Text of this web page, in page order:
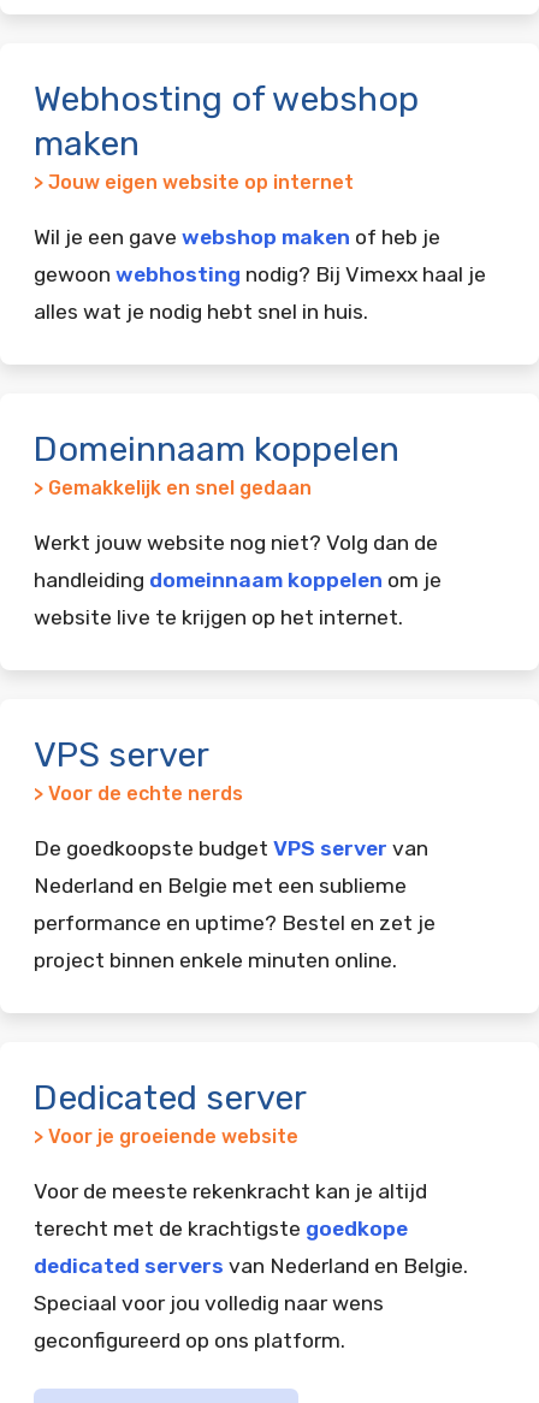
Webhosting of webshop
maken
> Jouw eigen website op internet
Wil je een gave webshop maken of heb je
gewoon webhosting nodig? Bij Vimexx haal je
alles wat je nodig hebt snel in huis.
Domeinnaam koppelen
> Gemakkelijk en snel gedaan
Werkt jouw website nog niet? Volg dan de
handleiding domeinnaam koppelen om je
website live te krijgen op het internet.
VPS server
> Voor de echte nerds
De goedkoopste budget VPS server van
Nederland en Belgie met een sublieme
performance en uptime? Bestel en zet je
project binnen enkele minuten online.
Dedicated server
> Voor je groeiende website
Voor de meeste rekenkracht kan je altijd
terecht met de krachtigste goedkope
dedicated servers van Nederland en Belgie.
Speciaal voor jou volledig naar wens
geconfigureerd op ons platform.